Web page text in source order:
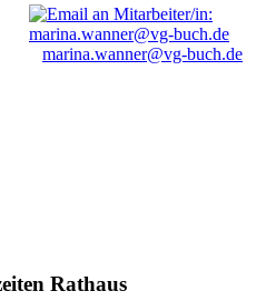
marina.wanner@vg-buch.de
Rathaus